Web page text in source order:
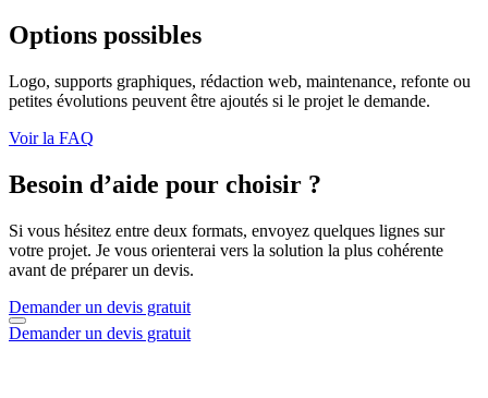
Options possibles
Logo, supports graphiques, rédaction web, maintenance, refonte ou
petites évolutions peuvent être ajoutés si le projet le demande.
Voir la FAQ
Besoin d’aide pour choisir ?
Si vous hésitez entre deux formats, envoyez quelques lignes sur
votre projet. Je vous orienterai vers la solution la plus cohérente
avant de préparer un devis.
Demander un devis gratuit
Demander un devis gratuit